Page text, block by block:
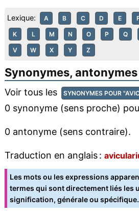
Lexique: A B C D E
K L M N O P Q
V W X Y Z
Synonymes, antonymes
Voir tous les SYNONYMES POUR
0 synonyme (sens proche)
0 antonyme (sens contraire).
Traduction en anglais :
Les mots ou les expressions
termes qui sont directement liés les
signification, générale ou spécifique.